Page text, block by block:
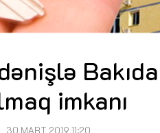
imkanı
30 MART 2019 11:20